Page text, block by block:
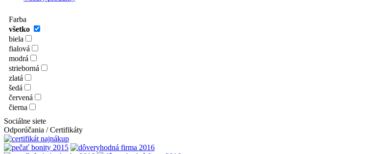
Farba
všetko
biela
fialová
modrá
strieborná
zlatá
šedá
červená
čierna
Sociálne siete
Odporúčania / Certifikáty